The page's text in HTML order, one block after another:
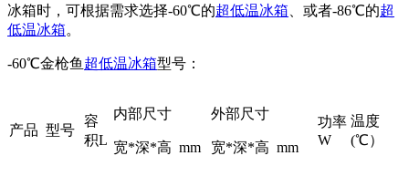
冰箱时，可根据需求选择-60℃的超低温冰箱 、或者-86℃的超
低温冰箱。
-60℃金枪鱼 超低温冰箱型号：
产品 型号
容
积L
内部尺寸
宽*深*高 mm
外部尺寸
宽*深*高 mm
功率
W
温度
(℃）